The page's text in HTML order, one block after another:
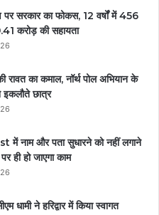
पर सरकार का फोकस, 12 वर्षों में 456
करोड़ की सहायता
रावत का कमाल, नॉर्थ पोल अभियान के
इकलौते छात्र
नाम और पता सुधारने को नहीं लगाने
ही हो जाएगा काम
धामी ने हरिद्वार में किया स्वागत